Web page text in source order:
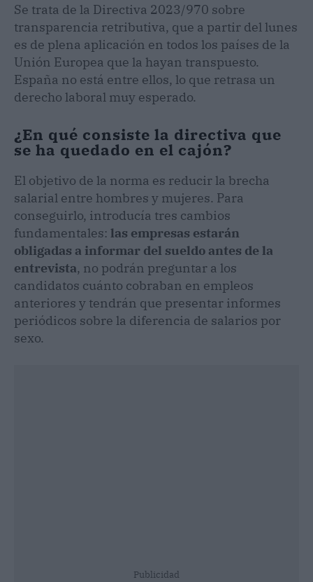
Se trata de la Directiva 2023/970 sobre
transparencia retributiva, que a partir del lunes
es de plena aplicación en todos los países de la
Unión Europea que la hayan transpuesto.
España no está entre ellos, lo que retrasa un
derecho laboral muy esperado.
¿En qué consiste la directiva que
se ha quedado en el cajón?
El objetivo de la norma es reducir la brecha
salarial entre hombres y mujeres. Para
conseguirlo, introducía tres cambios
fundamentales: las empresas estarán
obligadas a informar del sueldo antes de la
entrevista, no podrán preguntar a los
candidatos cuánto cobraban en empleos
anteriores y tendrán que presentar informes
periódicos sobre la diferencia de salarios por
sexo.
Publicidad